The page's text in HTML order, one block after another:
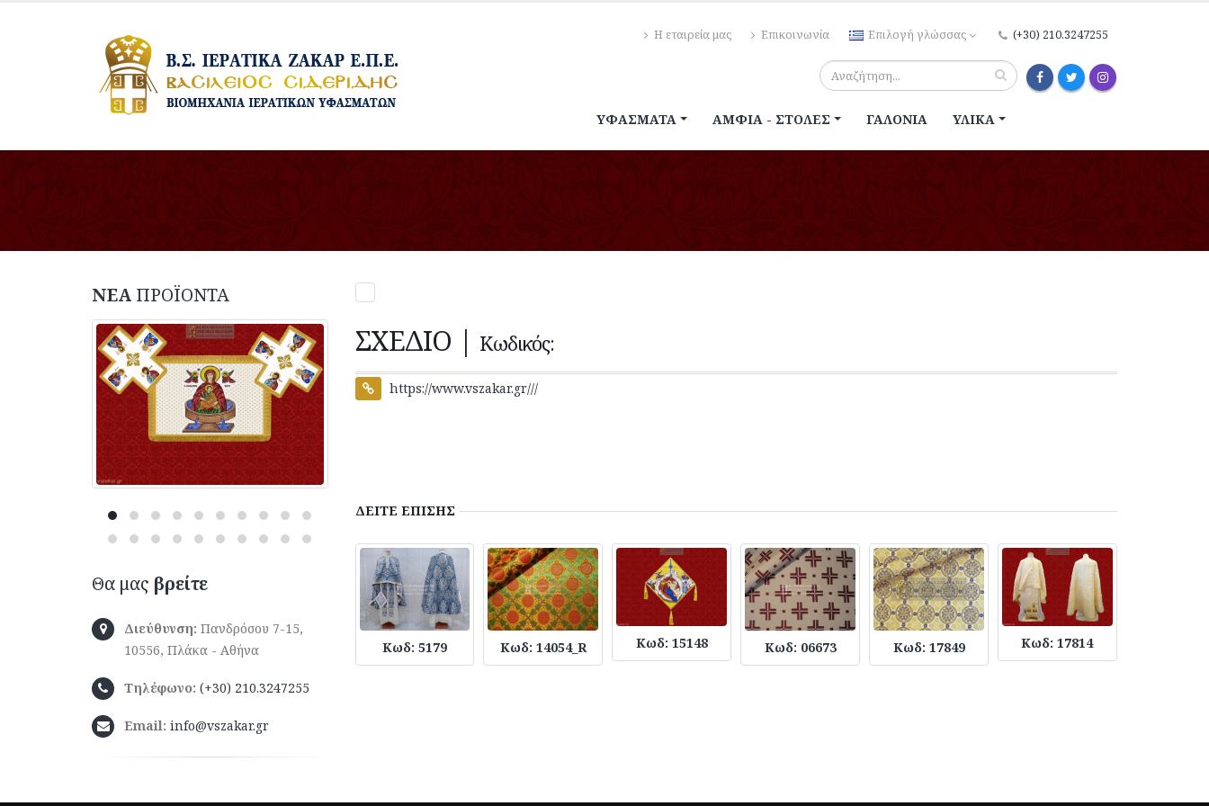
Η εταιρεία μας Επικοινωνία Επιλογή γλώσσας (+30) 210.3247255
ΥΦΆΣΜΑΤΑ ΆΜΦΙΑ - ΣΤΟΛΈΣ ΓΑΛΌΝΙΑ ΥΛΙΚΆ
ΝΕΑ ΠΡΟΪΟΝΤΑ
Θα μας βρείτε
Διεύθυνση: Πανδρόσου 7-15,
10556, Πλάκα - Αθήνα
Τηλέφωνο: (+30) 210.3247255
Email: info@vszakar.gr
ΣΧΕΔΙΟ | Κωδικός:
https://www.vszakar.gr///
ΔΕΙΤΕ ΕΠΙΣΗΣ
Κωδ: 5179 Κωδ: 14054_R Κωδ: 15148 Κωδ: 06673 Κωδ: 17849 Κωδ: 17814